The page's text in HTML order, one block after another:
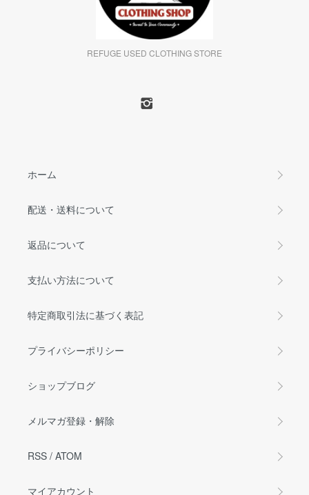
REFUGE USED CLOTHING STORE
ホーム
配送・送料について
返品について
支払い方法について
特定商取引法に基づく表記
プライバシーポリシー
ショップブログ
メルマガ登録・解除
RSS / ATOM
マイアカウント